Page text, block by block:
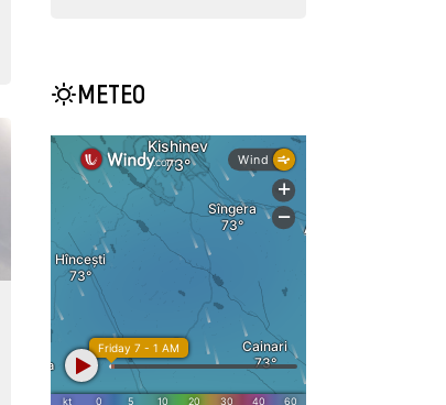
METEO